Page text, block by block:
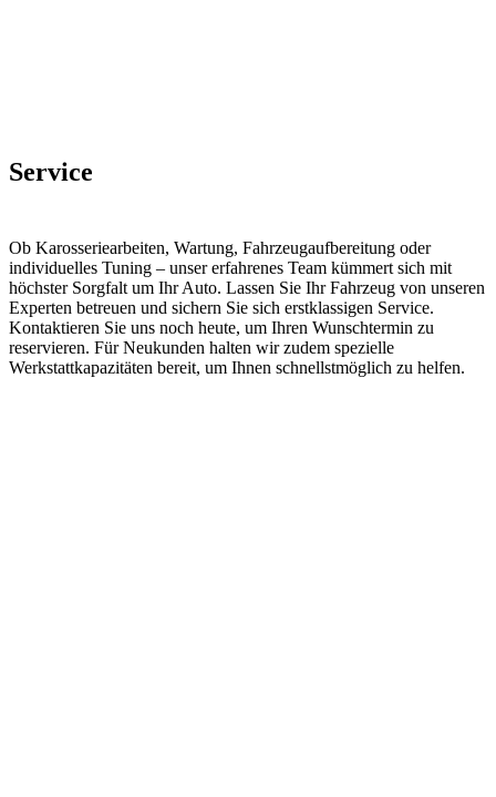
Service
Ob Karosseriearbeiten, Wartung, Fahrzeugaufbereitung oder
individuelles Tuning – unser erfahrenes Team kümmert sich mit
höchster Sorgfalt um Ihr Auto. Lassen Sie Ihr Fahrzeug von unseren
Experten betreuen und sichern Sie sich erstklassigen Service.
Kontaktieren Sie uns noch heute, um Ihren Wunschtermin zu
reservieren. Für Neukunden halten wir zudem spezielle
Werkstattkapazitäten bereit, um Ihnen schnellstmöglich zu helfen.